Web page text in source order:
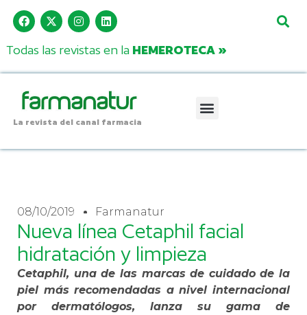
Todas las revistas en la HEMEROTECA »
La revista del canal farmacia
08/10/2019 Farmanatur
Nueva línea Cetaphil facial
hidratación y limpieza
Cetaphil, una de las marcas de cuidado de la
piel más recomendadas a nivel internacional
por dermatólogos, lanza su gama de